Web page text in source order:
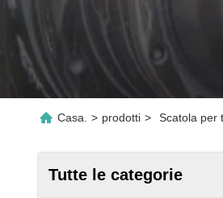
Casa. > prodotti > Scatola per
Tutte le categorie